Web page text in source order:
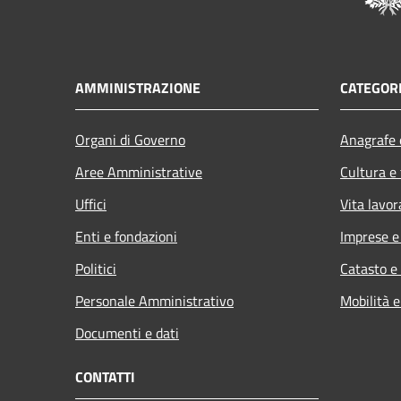
AMMINISTRAZIONE
Organi di Governo
Aree Amministrative
Uffici
Enti e fondazioni
Politici
Personale Amministrativo
Documenti e dati
Cultura
Vita
Imprese
Catasto
Mobilità
CONTATTI